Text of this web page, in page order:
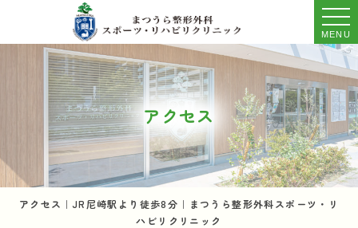
MENU
アクセス
アクセス｜JR尼崎駅より徒歩8分｜まつうら整形外科スポーツ・リ
ハビリクリニック